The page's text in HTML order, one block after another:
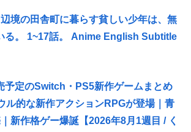
境の田舎町に暮らす貧しい少年は、無
る。 1~17話。 Anime English Subtitle
予定のSwitch・PS5新作ゲームまとめ
ル的な新作アクションRPGが登場｜青
新作格ゲー爆誕【2026年8月1週目 / く